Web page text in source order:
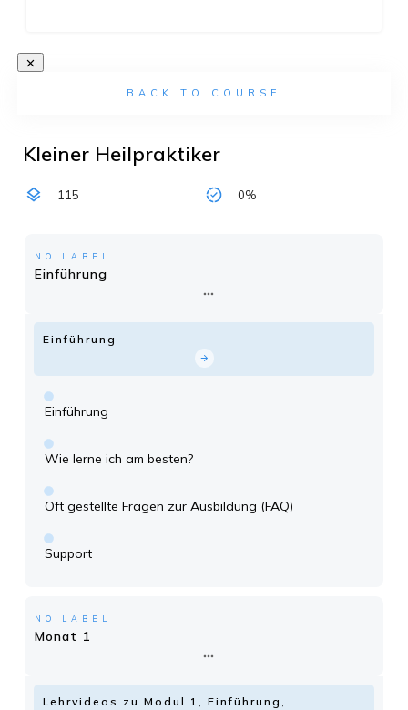
BACK TO COURSE
Kleiner Heilpraktiker
115 0%
NO LABEL
Einführung
Einführung
Einführung
Wie lerne ich am besten?
Oft gestellte Fragen zur Ausbildung (FAQ)
Support
NO LABEL
Monat 1
Lehrvideos zu Modul 1, Einführung,